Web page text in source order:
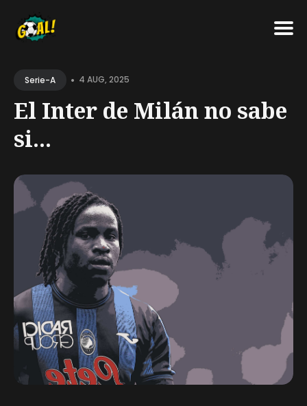
for
Blog
Serie-A • 4 AUG, 2025
El Inter de Milán no sabe
si...